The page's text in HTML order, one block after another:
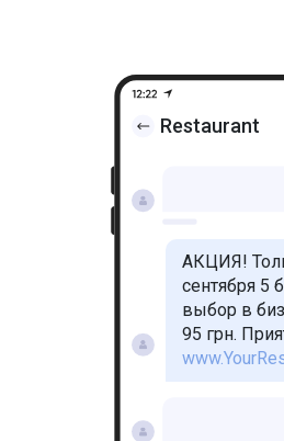
Restaurant
АКЦИЯ!
сентября 5
выбор в
95 грн.